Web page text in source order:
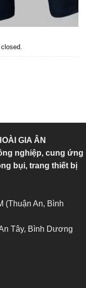
GIA ÂN
nghiệp, cung ứng
bụi, trang thiết bị
(Thuận An, Bình
Tây, Bình Dương